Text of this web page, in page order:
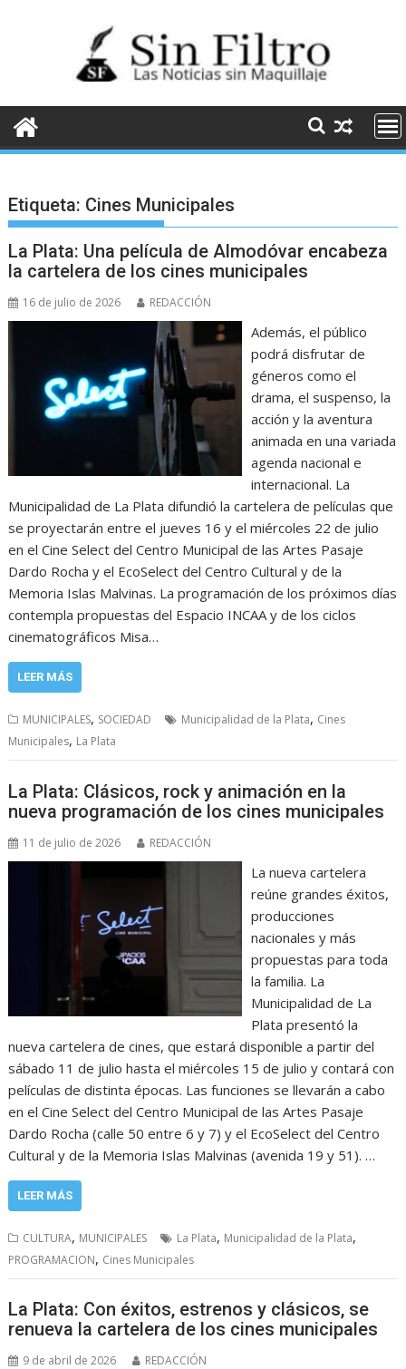
Etiqueta: Cines Municipales
La Plata: Una película de Almodóvar encabeza
la cartelera de los cines municipales
16 de julio de 2026 REDACCIÓN
Además, el público
podrá disfrutar de
géneros como el
drama, el suspenso, la
acción y la aventura
animada en una variada
agenda nacional e
internacional. La
Municipalidad de La Plata difundió la cartelera de películas que
se proyectarán entre el jueves 16 y el miércoles 22 de julio
en el Cine Select del Centro Municipal de las Artes Pasaje
Dardo Rocha y el EcoSelect del Centro Cultural y de la
Memoria Islas Malvinas. La programación de los próximos días
contempla propuestas del Espacio INCAA y de los ciclos
cinematográficos Misa…
LEER MÁS
MUNICIPALES, SOCIEDAD Municipalidad de la Plata, Cines
Municipales, La Plata
La Plata: Clásicos, rock y animación en la
nueva programación de los cines municipales
11 de julio de 2026 REDACCIÓN
La nueva cartelera
reúne grandes éxitos,
producciones
nacionales y más
propuestas para toda
la familia. La
Municipalidad de La
Plata presentó la
nueva cartelera de cines, que estará disponible a partir del
sábado 11 de julio hasta el miércoles 15 de julio y contará con
películas de distinta épocas. Las funciones se llevarán a cabo
en el Cine Select del Centro Municipal de las Artes Pasaje
Dardo Rocha (calle 50 entre 6 y 7) y el EcoSelect del Centro
Cultural y de la Memoria Islas Malvinas (avenida 19 y 51). …
LEER MÁS
CULTURA, MUNICIPALES La Plata, Municipalidad de la Plata,
PROGRAMACION, Cines Municipales
La Plata: Con éxitos, estrenos y clásicos, se
renueva la cartelera de los cines municipales
9 de abril de 2026 REDACCIÓN